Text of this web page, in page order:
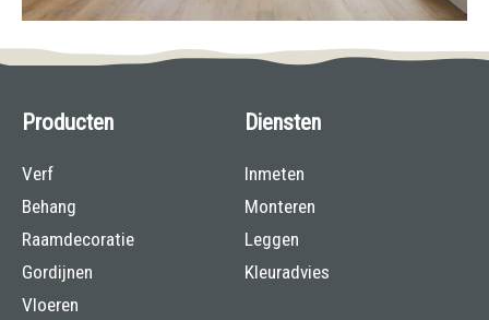
Producten
Verf
Behang
Raamdecoratie
Gordijnen
Vloeren
Diensten
Inmeten
Monteren
Leggen
Kleuradvies